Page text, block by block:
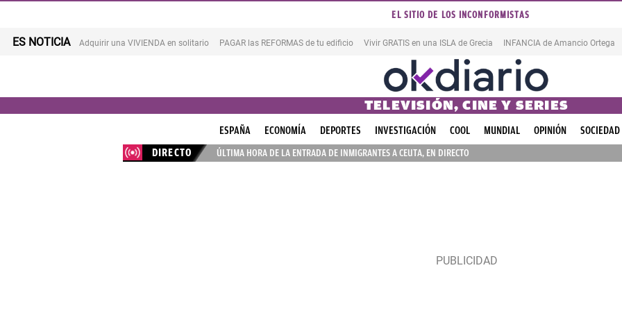
EL SITIO DE LOS INCONFORMISTAS
ES NOTICIA Adquirir una VIVIENDA en solitario PAGAR las REFORMAS de tu edificio Vivir GRATIS en una ISLA de Grecia INFANCIA de Amancio Ortega
TELEVISIÓN, CINE Y SERIES
ESPAÑA ECONOMÍA DEPORTES INVESTIGACIÓN COOL MUNDIAL OPINIÓN SOCIEDAD
DIRECTO
ÚLTIMA HORA DE LA ENTRADA DE INMIGRANTES A CEUTA, EN DIRECTO